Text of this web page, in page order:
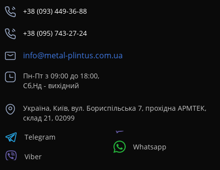
+38 (093) 449-36-88
+38 (095) 743-27-24
info@metal-plintus.com.ua
Пн-Пт з 09:00 до 18:00,
Сб,Нд - вихідний
Україна, Київ, вул. Бориспільська 7, прохідна АРМТЕК,
склад 21, 02099
Telegram
Viber
Whatsapp